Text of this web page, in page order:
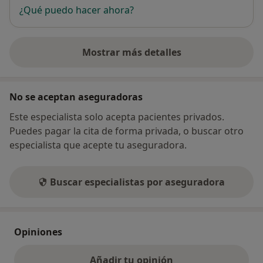
¿Qué puedo hacer ahora?
Mostrar más detalles
sobre la dirección
No se aceptan aseguradoras
Este especialista solo acepta pacientes privados.
Puedes pagar la cita de forma privada, o buscar otro
especialista que acepte tu aseguradora.
Buscar especialistas por aseguradora
Opiniones
Añadir tu opinión